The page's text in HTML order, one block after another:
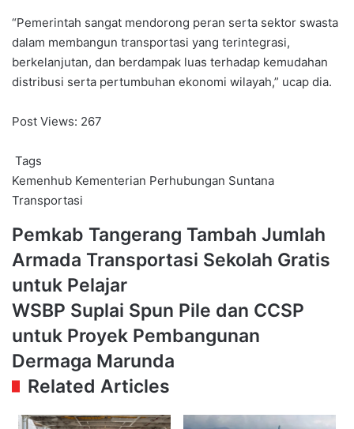
“Pemerintah sangat mendorong peran serta sektor swasta
dalam membangun transportasi yang terintegrasi,
berkelanjutan, dan berdampak luas terhadap kemudahan
distribusi serta pertumbuhan ekonomi wilayah,” ucap dia.
Post Views: 267
Tags
Kemenhub Kementerian Perhubungan Suntana
Transportasi
Pemkab
Tangerang
Tambah
Jumlah
Armada
Transportasi
Sekolah
Gratis
untuk
Pelajar
Pemkab Tangerang Tambah Jumlah
Armada Transportasi Sekolah Gratis
untuk Pelajar
WSBP
Suplai
Spun
Pile
dan
CCSP
Proyek
WSBP Suplai Spun Pile dan CCSP
untuk Proyek Pembangunan
Dermaga Marunda
Related Articles